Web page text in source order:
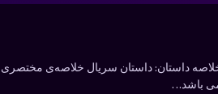
داستان:داستان سریال خلاصه‌ی مختصری
باشد…